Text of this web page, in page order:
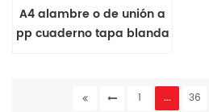
A4 alambre o de unión a
pp cuaderno tapa blanda
1 ... 36